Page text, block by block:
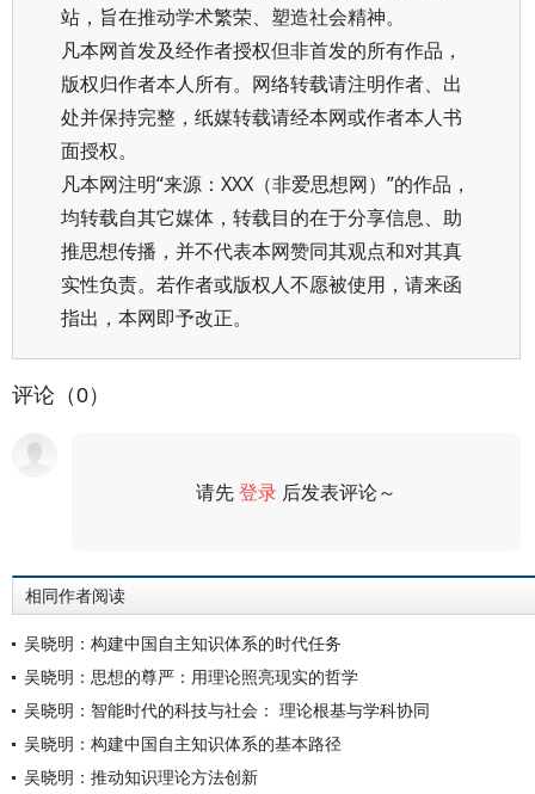
站，旨在推动学术繁荣、塑造社会精神。
凡本网首发及经作者授权但非首发的所有作品，
版权归作者本人所有。网络转载请注明作者、出
处并保持完整，纸媒转载请经本网或作者本人书
面授权。
凡本网注明“来源：XXX（非爱思想网）”的作品，
均转载自其它媒体，转载目的在于分享信息、助
推思想传播，并不代表本网赞同其观点和对其真
实性负责。若作者或版权人不愿被使用，请来函
指出，本网即予改正。
评论（0）
请先登录 后发表评论～
相同作者阅读
吴晓明：构建中国自主知识体系的时代任务
吴晓明：思想的尊严：用理论照亮现实的哲学
吴晓明：智能时代的科技与社会： 理论根基与学科协同
吴晓明：构建中国自主知识体系的基本路径
吴晓明：推动知识理论方法创新